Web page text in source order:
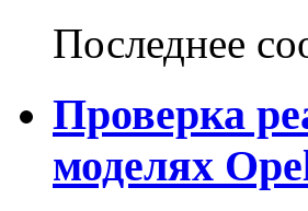
Последнее
Проверка
моделях